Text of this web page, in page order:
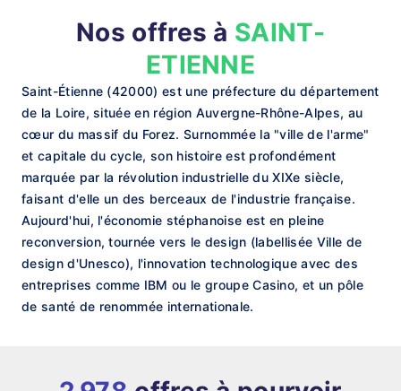
Nos offres à SAINT-
ETIENNE
Saint-Étienne (42000) est une préfecture du département
de la Loire, située en région Auvergne-Rhône-Alpes, au
cœur du massif du Forez. Surnommée la "ville de l'arme"
et capitale du cycle, son histoire est profondément
marquée par la révolution industrielle du XIXe siècle,
faisant d'elle un des berceaux de l'industrie française.
Aujourd'hui, l'économie stéphanoise est en pleine
reconversion, tournée vers le design (labellisée Ville de
design d'Unesco), l'innovation technologique avec des
entreprises comme IBM ou le groupe Casino, et un pôle
de santé de renommée internationale.